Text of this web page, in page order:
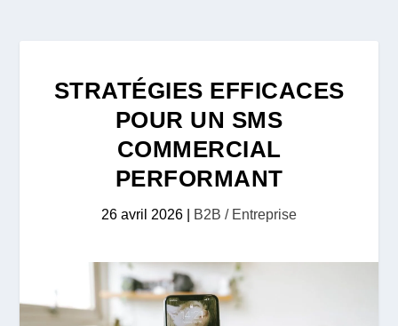
STRATÉGIES EFFICACES
POUR UN SMS
COMMERCIAL
PERFORMANT
26 avril 2026 B2B / Entreprise